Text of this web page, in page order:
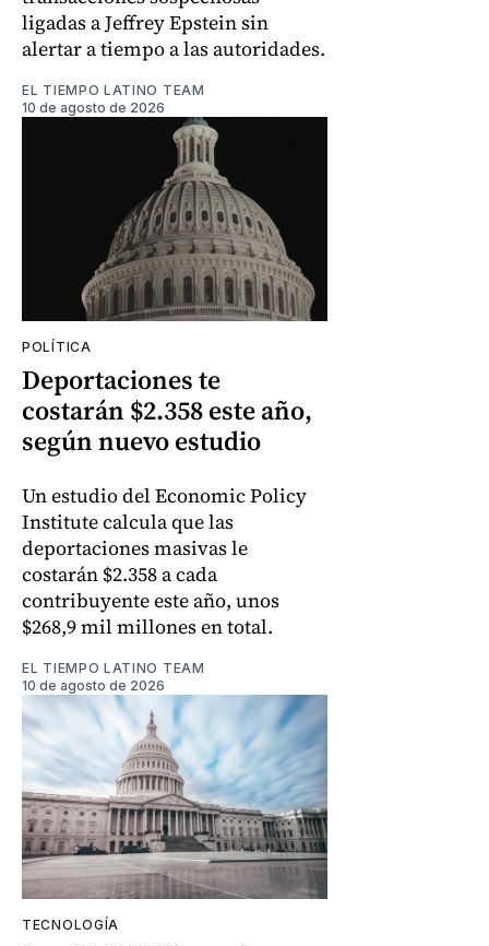
ligadas a Jeffrey Epstein sin
alertar a tiempo a las autoridades.
EL TIEMPO LATINO TEAM
10 de agosto de 2026
POLÍTICA
Deportaciones te
costarán $2.358 este año,
según nuevo estudio
Un estudio del Economic Policy
Institute calcula que las
deportaciones masivas le
costarán $2.358 a cada
contribuyente este año, unos
$268,9 mil millones en total.
EL TIEMPO LATINO TEAM
10 de agosto de 2026
TECNOLOGÍA